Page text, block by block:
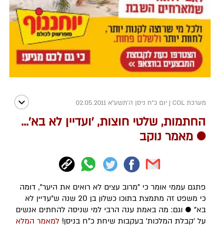
מערכת COL | יום כ"ח ניסן ה׳תשע״א 02.05.2011
החתמות, שלטי חוצות, 'ועדיין לא בא'...
● מאמר נוקב
פתגם עממי אומר כי "מרוב עצים לא רואים את היער", דומה
כי משפט זה מתמצת בתוכו כשלון בן 20 שנה ש"עדיין לא
בא" ● וגם: מה באמת ענה הרבי למי שניסה להחתים אנשים
על 'קבלת המלכות' בעקבות שיחת כ"ח בניסן! למאמר המלא